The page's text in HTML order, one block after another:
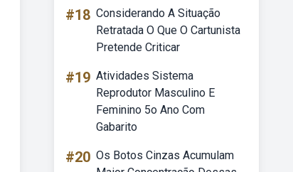
#18 Considerando A Situação
Retratada O Que O Cartunista
Pretende Criticar
#19 Atividades Sistema
Reprodutor Masculino E
Feminino 5o Ano Com
Gabarito
#20 Os Botos Cinzas Acumulam